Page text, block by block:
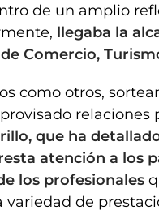
de un amplio
llegaba la
Comercio,
como otros,
relaciones
que ha
atención a los
los profesionales
variedad de